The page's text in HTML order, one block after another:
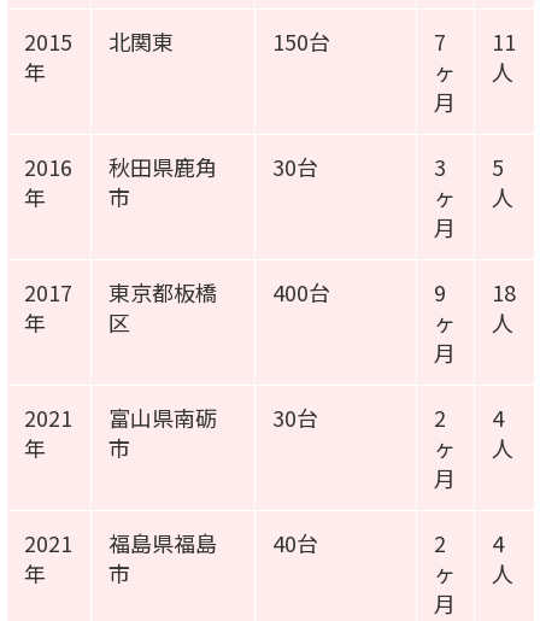
2015
年
北関東 150台
7
ヶ
月
11
人
2016
年
秋田県鹿角
市
30台
3
ヶ
月
5
人
2017
年
東京都板橋
区
400台
9
ヶ
月
18
人
2021
年
富山県南砺
市
30台
2
ヶ
月
4
人
2021
年
福島県福島
市
40台
2
ヶ
月
4
人